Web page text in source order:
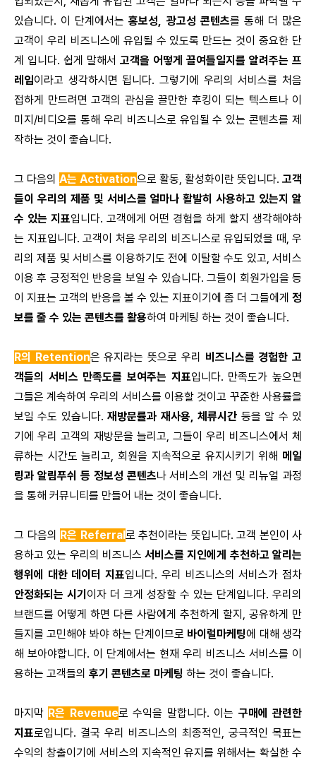
있습니다. 이 단계에서는홍보성, 광고성 콘텐츠를 통해 더 많은
고객이 우리 비즈니스에 유입될 수 있도록 만드는 것이 중요한 단
계 입니다. 쉽게 말해서 고객을 어떻게 끌여들일지를 알려주는 프
레임이라고 생각하시면 됩니다. 그렇기에 우리의 서비스를 처음
접하게 만드려면 고객의 관심을 끌만한 후킹이 되는 텍스트나 이
미지/비디오를 통해 우리 비즈니스로 유입될 수 있는 콘텐츠를 제
작하는 것이 좋습니다.
그 다음의 A는 Activation으로 활동, 활성화이란 뜻입니다. 고객
들이 우리의 제품 및 서비스를 얼마나 활발히 사용하고 있는지 알
수 있는 지표입니다. 고객에게 어떤 경험을 하게 할지 생각해야하
는 지표입니다. 고객이 처음 우리의 비즈니스로 유입되었을 때, 우
리의 제품 및 서비스를 이용하기도 전에 이탈할 수도 있고, 서비스
이용 후 긍정적인 반응을 보일 수 있습니다. 그들이 회원가입을 등
이 지표는 고객의 반응을 볼 수 있는 지표이기에 좀 더 그들에게 정
보를 줄 수 있는 콘텐츠를 활용하여 마케팅 하는 것이 좋습니다.
R의 Retention은 유지라는 뜻으로 우리 비즈니스를 경험한 고
객들의 서비스 만족도를 보여주는 지표입니다. 만족도가 높으면
그들은 계속하여 우리의 서비스를 이용할 것이고 꾸준한 사용률을
보일 수도 있습니다.재방문률과 재사용, 체류시간 등을 알 수 있
기에 우리 고객의 재방문을 늘리고, 그들이 우리 비즈니스에서 체
류하는 시간도 늘리고, 회원을 지속적으로 유지시키기 위해 메일
링과 알림푸쉬 등 정보성 콘텐츠나 서비스의 개선 및 리뉴얼 과정
을 통해 커뮤니티를 만들어 내는 것이 좋습니다.
그 다음의 R은 Referral로 추천이라는 뜻입니다. 고객 본인이 사
용하고 있는 우리의 비즈니스서비스를 지인에게 추천하고 알리는
행위에 대한 데이터 지표입니다. 우리 비즈니스의 서비스가 점차
안정화되는 시기 이자 더 크게 성장할 수 있는 단계입니다. 우리의
브랜드를 어떻게 하면 다른 사람에게 추천하게 할지, 공유하게 만
들지를 고민해야 봐야 하는 단계이므로 바이럴마케팅에 대해 생각
해 보아야합니다. 이 단계에서는 현재 우리 비즈니스 서비스를 이
용하는 고객들의 후기 콘텐츠로 마케팅 하는 것이 좋습니다.
마지막 R은 Revenue로 수익을 말합니다. 이는 구매에 관련한
지표로입니다. 결국 우리 비즈니스의 최종적인, 궁극적인 목표는
수익의 창출이기에 서비스의 지속적인 유지를 위해서는 확실한 수